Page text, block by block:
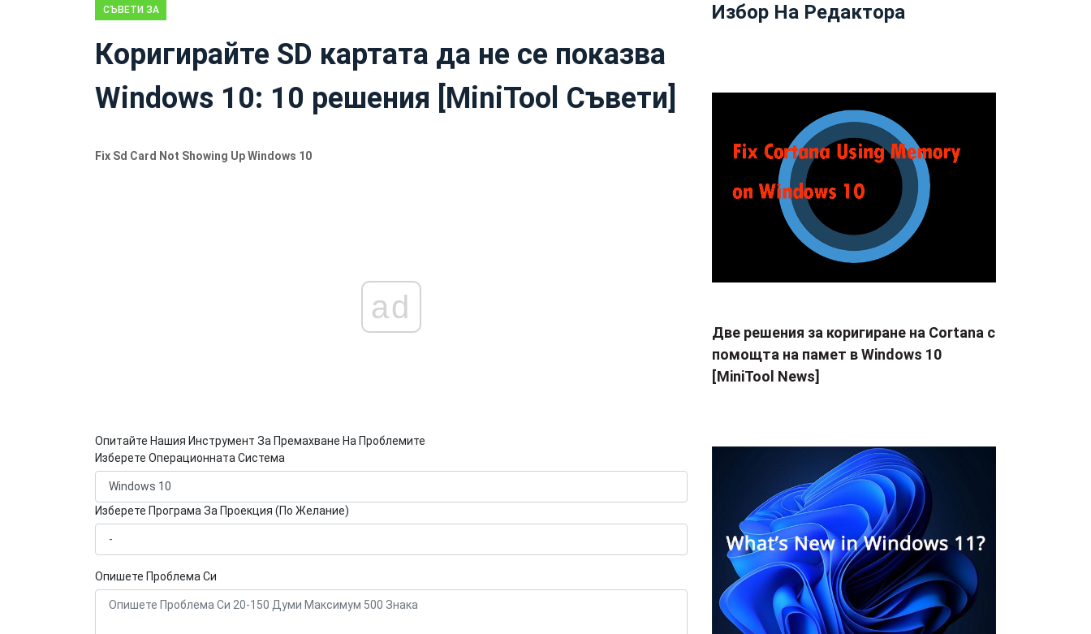
СЪВЕТИ ЗА
НА ДАННИ
Коригирайте SD картата да не се показва
Windows 10: 10 решения [MiniTool Съвети]
Fix Sd Card Not Showing Up Windows 10
ad
Опитайте Нашия Инструмент За Премахване На Проблемите
Изберете Операционната Система
Изберете Програма За Проекция (По Желание)
Опишете Проблема Си
Избор На Редактора
Две решения за коригиране на Cortana с
помощта на памет в Windows 10
[MiniTool News]